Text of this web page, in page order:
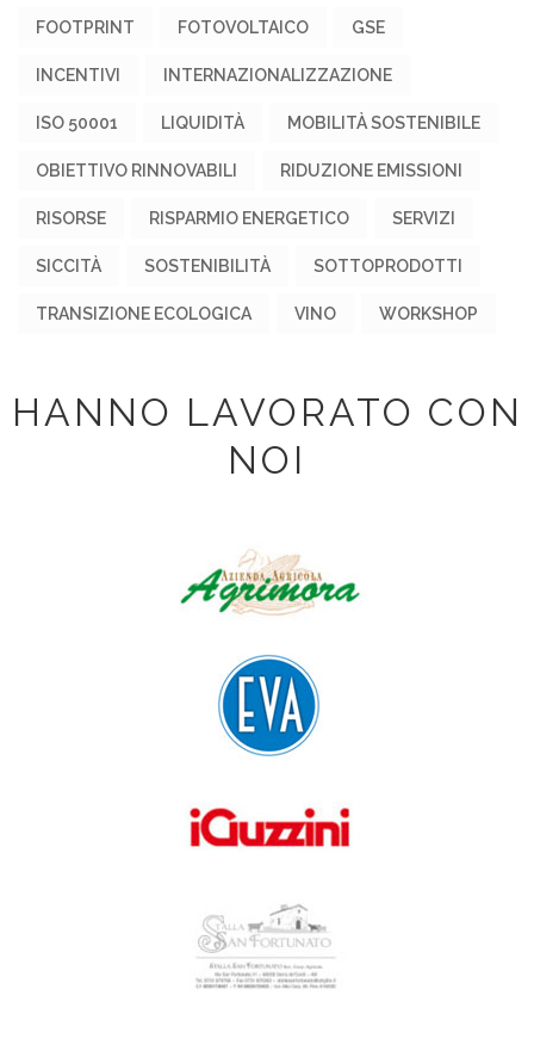
FOOTPRINT FOTOVOLTAICO GSE
INCENTIVI INTERNAZIONALIZZAZIONE
ISO 50001 LIQUIDITÀ MOBILITÀ SOSTENIBILE
OBIETTIVO RINNOVABILI RIDUZIONE EMISSIONI
RISORSE RISPARMIO ENERGETICO SERVIZI
SICCITÀ SOSTENIBILITÀ SOTTOPRODOTTI
TRANSIZIONE ECOLOGICA VINO WORKSHOP
HANNO LAVORATO CON
NOI